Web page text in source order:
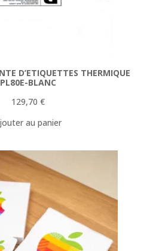
D’ETIQUETTES THERMIQUE
PL80E-BLANC
129,70 €
au panier